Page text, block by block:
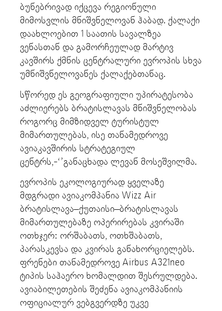
ბუნებრივად იქცევა რეგიონული
მიმოსვლის მნიშვნელოვან ჰაბად. ქალაქი
დაახლოებით 1 საათის სავალზეა
ვენასთან და გამორჩეულად მარტივ
კავშირს ქმნის ცენტრალური ევროპის სხვა
უმნიშვნელოვანეს ქალაქებთანაც.
სწორედ ეს გეოგრაფიული უპირატესობა
აძლიერებს ბრატისლავას მნიშვნელობას
როგორც მიმზიდველ ტურისტულ
მიმართულებას, ისე თანამედროვე
ავიაკავშირის სტრატეგიულ
ცენტრს,-‘’განაცხადა ლევან მოსეშვილმა.
ევროპის ეკოლოგიურად ყველაზე
მდგრადი ავიაკომპანია Wizz Air
ბრატისლავა–ქუთაისი–ბრატისლავას
მიმართულებაზე ოპერირებას კვირაში
ოთხჯერ: ორშაბათს, ოთხშაბათს,
პარასკევსა და კვირას განახორციელებს.
ფრენები თანამედროვე Airbus A321neo
ტიპის საჰაერო ხომალდით შესრულდება.
ავიაბილეთების შეძენა ავიაკომპანიის
ოფიციალურ ვებგვერდზე უკვე